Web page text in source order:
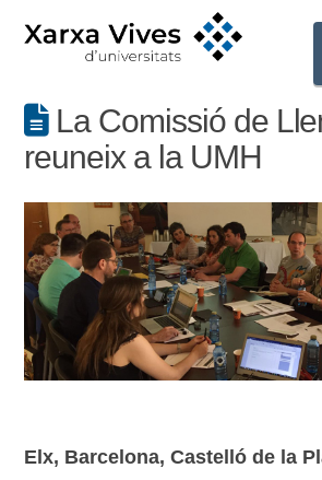
La Comissió de
reuneix a la UMH
Elx, Barcelona, Castelló de la